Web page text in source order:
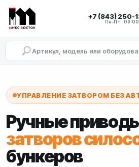
+7 (843) 250-
Пн–Пт ·
УПРАВЛЕНИЕ ЗАТВОРОМ БЕЗ
Ручные
затворов
бункеров